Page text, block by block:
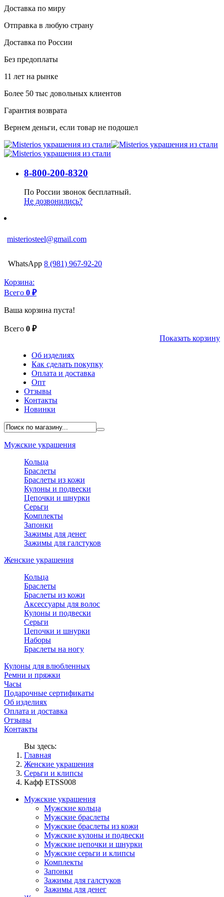
Доставка по миру
Отправка в любую страну
Доставка по России
Без предоплаты
11 лет на рынке
Более 50 тыс довольных клиентов
Гарантия возврата
Вернем деньги, если товар не подошел
8-800-200-8320
По России звонок бесплатный.
Не дозвонились?
misteriosteel@gmail.com
WhatsApp 8 (981) 967-92-20
Корзина:
Всего 0 ₽
Ваша корзина пуста!
Всего 0 ₽
Показать корзину
Об изделиях
Как сделать покупку
Оплата и доставка
Опт
Отзывы
Контакты
Новинки
Мужские украшения
Кольца
Браслеты
Браслеты из кожи
Кулоны и подвески
Цепочки и шнурки
Серьги
Комплекты
Запонки
Зажимы для денег
Зажимы для галстуков
Женские украшения
Кольца
Браслеты
Браслеты из кожи
Аксессуары для волос
Кулоны и подвески
Серьги
Цепочки и шнурки
Наборы
Браслеты на ногу
Кулоны для влюбленных
Ремни и пряжки
Часы
Подарочные сертификаты
Об изделиях
Оплата и доставка
Отзывы
Контакты
Вы здесь:
Главная
Женские украшения
Серьги и клипсы
Кафф ETSS008
Мужские украшения
Мужские кольца
Мужские браслеты
Мужские браслеты из кожи
Мужские кулоны и подвески
Мужские цепочки и шнурки
Мужские серьги и клипсы
Комплекты
Запонки
Зажимы для галстуков
Зажимы для денег